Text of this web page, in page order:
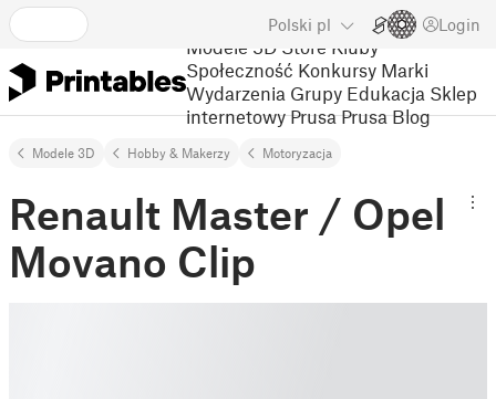
Polski pl Login
Modele 3D Store Kluby
Społeczność Konkursy Marki
Wydarzenia Grupy Edukacja Sklep
internetowy Prusa Prusa Blog
Modele 3D Hobby & Makerzy Motoryzacja
Renault Master / Opel
Movano Clip